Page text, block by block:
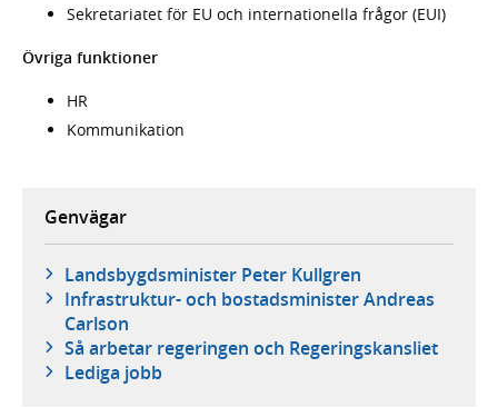
Sekretariatet för EU och internationella frågor (EUI)
Övriga funktioner
HR
Kommunikation
Genvägar
Landsbygdsminister Peter Kullgren
Infrastruktur- och bostadsminister Andreas
Carlson
Så arbetar regeringen och Regeringskansliet
Lediga jobb